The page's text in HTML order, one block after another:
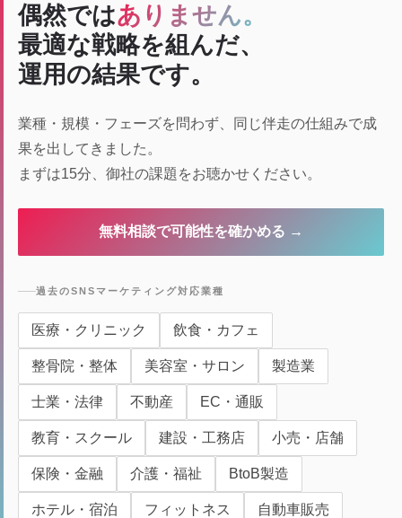
偶然ではありません。
最適な戦略を組んだ、
運用の結果です。
業種・規模・フェーズを問わず、同じ伴走の仕組みで成
果を出してきました。
まずは15分、御社の課題をお聴かせください。
無料相談で可能性を確かめる →
過去のSNSマーケティング対応業種
医療・クリニック 飲食・カフェ
整骨院・整体 美容室・サロン 製造業
士業・法律 不動産 EC・通販
教育・スクール 建設・工務店 小売・店舗
保険・金融 介護・福祉 BtoB製造
ホテル・宿泊 フィットネス 自動車販売